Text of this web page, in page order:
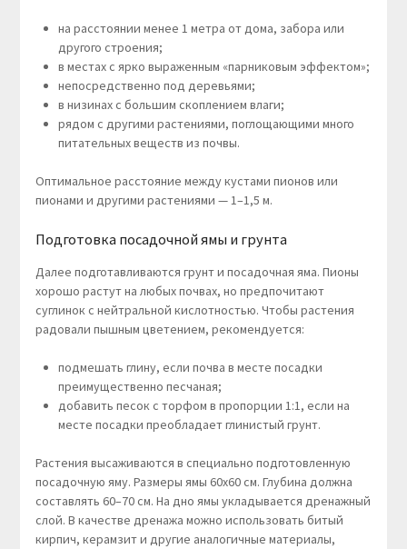
на расстоянии менее 1 метра от дома, забора или
другого строения;
в местах с ярко выраженным «парниковым эффектом»;
непосредственно под деревьями;
в низинах с большим скоплением влаги;
рядом с другими растениями, поглощающими много
питательных веществ из почвы.
Оптимальное расстояние между кустами пионов или
пионами и другими растениями — 1–1,5 м.
Подготовка посадочной ямы и грунта
Далее подготавливаются грунт и посадочная яма. Пионы
хорошо растут на любых почвах, но предпочитают
суглинок с нейтральной кислотностью. Чтобы растения
радовали пышным цветением, рекомендуется:
подмешать глину, если почва в месте посадки
преимущественно песчаная;
добавить песок с торфом в пропорции 1:1, если на
месте посадки преобладает глинистый грунт.
Растения высаживаются в специально подготовленную
посадочную яму. Размеры ямы 60х60 см. Глубина должна
составлять 60–70 см. На дно ямы укладывается дренажный
слой. В качестве дренажа можно использовать битый
кирпич, керамзит и другие аналогичные материалы,